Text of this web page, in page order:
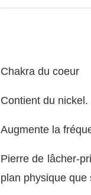
Chakra du coeur
Contient du nickel.
Augmente la
Pierre de lâcher-
plan physique que